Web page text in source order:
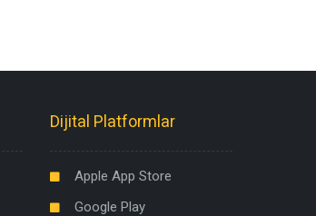
Dijital Platformlar
Apple App Store
Google Play